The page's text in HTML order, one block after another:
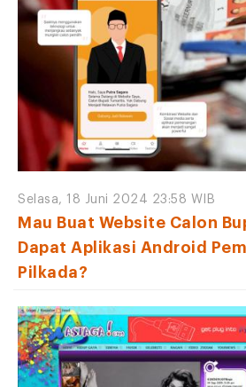
Selasa, 18 Juni 2024 23:58 WIB
Mau Buat Website Calon
Dapat Aplikasi Android
Pilkada?